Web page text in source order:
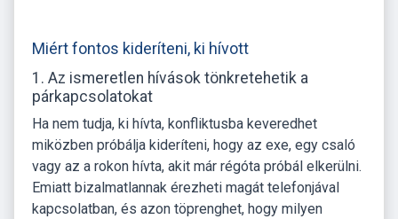
Miért fontos kideríteni, ki hívott
1. Az ismeretlen hívások tönkretehetik a
párkapcsolatokat
Ha nem tudja, ki hívta, konfliktusba keveredhet
miközben próbálja kideríteni, hogy az exe, egy csaló
vagy az a rokon hívta, akit már régóta próbál elkerülni.
Emiatt bizalmatlannak érezheti magát telefonjával
kapcsolatban, és azon töprenghet, hogy milyen